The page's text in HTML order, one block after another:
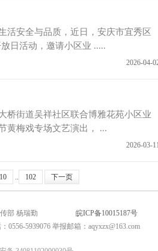
安全与品质，近日，安庆市宜秀区
日活动，邀请小区业 .....
2026-04-
街道吴祥社区联合博雅花苑小区业
黄梅戏专场文艺演出， ...
2026-03-
10 .. 102 下一页
：宣传部 杨瑞勤 皖ICP备10015187号
互
：0556-5939076 举报邮箱：aqyxzx@163.com